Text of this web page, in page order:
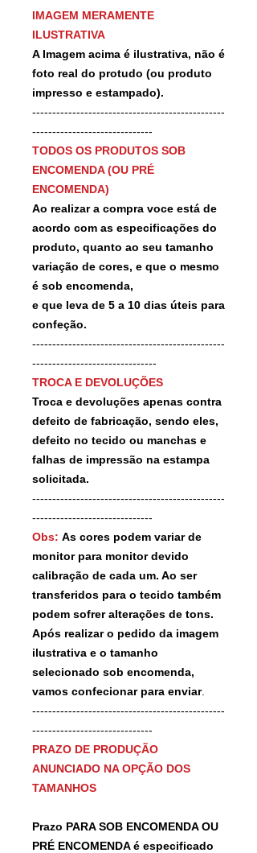
IMAGEM MERAMENTE
ILUSTRATIVA
A Imagem acima é ilustrativa, não é
foto real do protudo (ou produto
impresso e estampado).
------------------------------------------------
------------------------------
TODOS OS PRODUTOS SOB
ENCOMENDA (OU PRÉ
ENCOMENDA)
Ao realizar a compra voce está de
acordo com as especificações do
produto, quanto ao seu tamanho
variação de cores, e que o mesmo
é sob encomenda,
e que leva de 5 a 10 dias úteis para
confeção.
------------------------------------------------
-------------------------------
TROCA E DEVOLUÇÕES
Troca e devoluções apenas contra
defeito de fabricação, sendo eles,
defeito no tecido ou manchas e
falhas de impressão na estampa
solicitada.
------------------------------------------------
------------------------------
Obs: As cores podem variar de
monitor para monitor devido
calibração de cada um. Ao ser
transferidos para o tecido também
podem sofrer alterações de tons.
Após realizar o pedido da imagem
ilustrativa e o tamanho
selecionado sob encomenda,
vamos confecionar para enviar.
------------------------------------------------
------------------------------
PRAZO DE PRODUÇÃO
ANUNCIADO NA OPÇÃO DOS
TAMANHOS
Prazo PARA SOB ENCOMENDA OU
PRÉ ENCOMENDA é especificado